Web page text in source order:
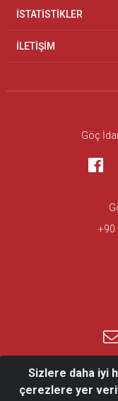
İSTATİSTİKLER
İLETİŞİM
Göç
+90
Sizlere daha iyi
çerezlere yer